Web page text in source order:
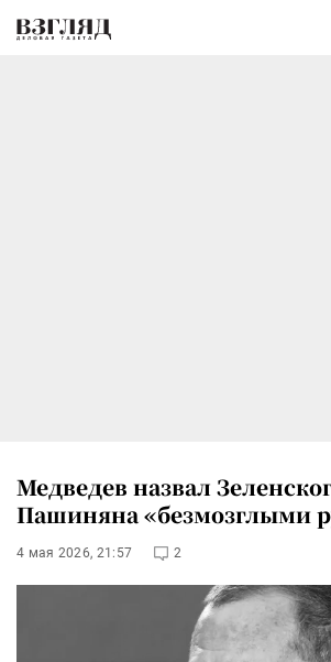
Медведев назвал
Пашиняна «безмозглыми
4 мая 2026, 21:57 2